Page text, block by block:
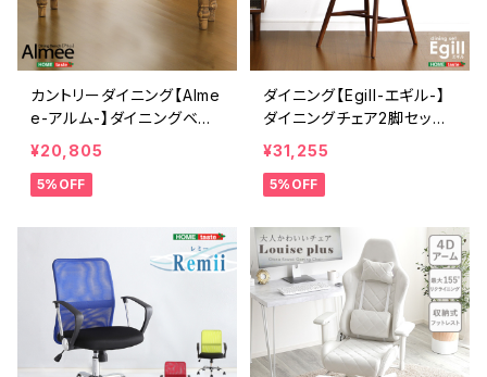
カントリーダイニング【Alme
e-アルム-】ダイニングベン
チ単品 SH-01ALM-B
¥20,805
5%OFF
ダイニング【Egill-エギル-】
ダイニングチェア2脚セット
（コムバックチェアタイプ）
SH-01EGL-CHC
¥31,255
5%OFF